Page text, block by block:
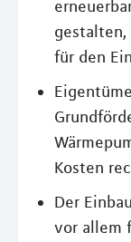
für den
Kosten
Der
vor allem